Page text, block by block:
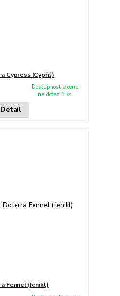
Cypress (Cypřiš)
Dostupnost a cena
na dotaz 1 ks
Detail
Fennel (fenikl)